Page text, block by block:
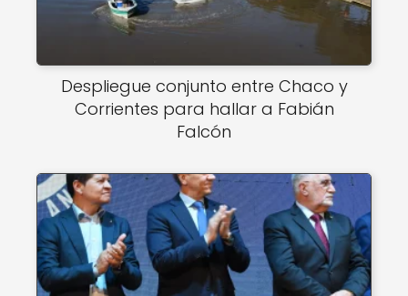
Despliegue conjunto entre Chaco y
Corrientes para hallar a Fabián
Falcón